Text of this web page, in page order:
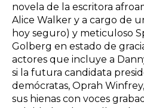
novela de la escritora
Alice Walker y a cargo de
hoy seguro) y meticuloso
Golberg en estado de
actores que incluye a
si la futura candidata
demócratas, Oprah
sus hienas con voces